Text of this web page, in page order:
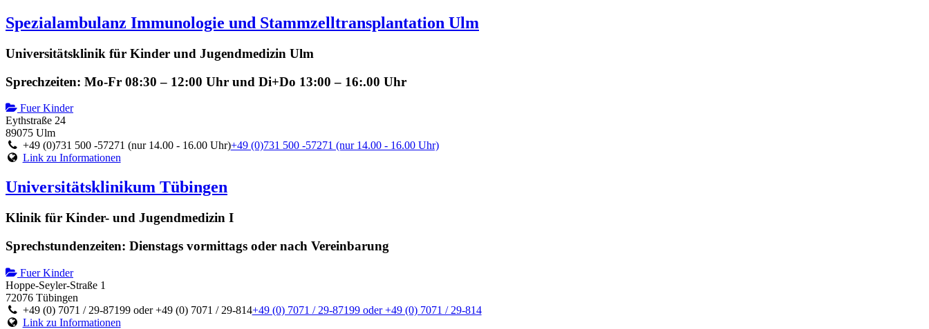
Spezialambulanz Immunologie und Stammzelltransplantation Ulm
Universitätsklinik für Kinder und Jugendmedizin Ulm
Sprechzeiten: Mo-Fr 08:30 – 12:00 Uhr und Di+Do 13:00 – 16:.00 Uhr
Fuer Kinder
Eythstraße 24
89075 Ulm
+49 (0)731 500 -57271 (nur 14.00 - 16.00 Uhr)+49 (0)731 500 -57271 (nur 14.00 - 16.00 Uhr)
Link zu Informationen
Universitätsklinikum Tübingen
Klinik für Kinder- und Jugendmedizin I
Sprechstundenzeiten: Dienstags vormittags oder nach Vereinbarung
Fuer Kinder
Hoppe-Seyler-Straße 1
72076 Tübingen
+49 (0) 7071 / 29-87199 oder +49 (0) 7071 / 29-814+49 (0) 7071 / 29-87199 oder +49 (0) 7071 / 29-814
Link zu Informationen